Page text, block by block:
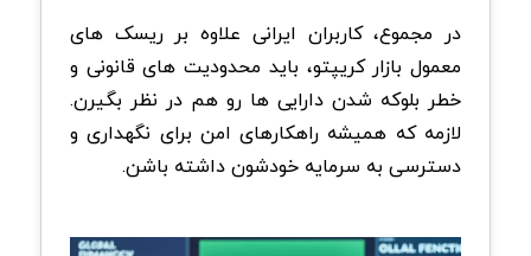
در مجموع، کاربران ایرانی علاوه بر ریسک های
معمول بازار کریپتو، باید محدودیت های قانونی و
خطر بلوکه شدن دارایی ها رو هم در نظر بگیرن.
لازمه که همیشه راهکارهای امن برای نگهداری و
دسترسی به سرمایه خودشون داشته باشن.